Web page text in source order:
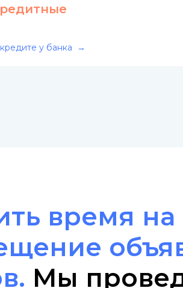
у банка
время на
Мы